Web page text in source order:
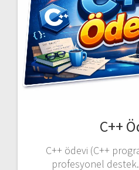
C++
C++ ödevi (C++
profesyonel